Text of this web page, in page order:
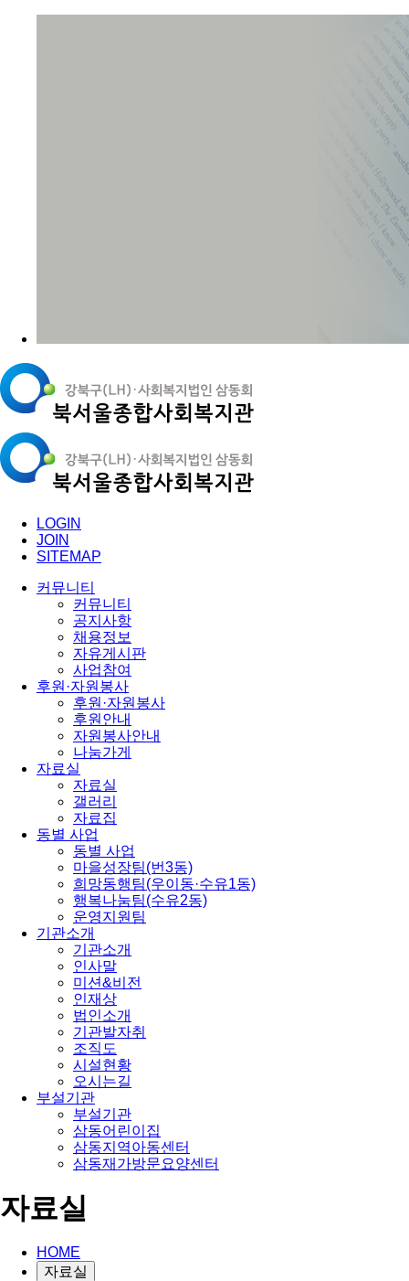
LOGIN
JOIN
SITEMAP
커뮤니티
커뮤니티
공지사항
채용정보
자유게시판
사업참여
후원·자원봉사
후원·자원봉사
후원안내
자원봉사안내
나눔가게
자료실
자료실
갤러리
자료집
동별 사업
동별 사업
마을성장팀(번3동)
희망동행팀(우이동·수유1동)
행복나눔팀(수유2동)
운영지원팀
기관소개
기관소개
인사말
미션&비전
인재상
법인소개
기관발자취
조직도
시설현황
오시는길
부설기관
부설기관
삼동어린이집
삼동지역아동센터
삼동재가방문요양센터
자료실
HOME
자료실